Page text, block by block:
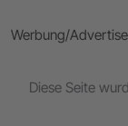
Werbung/
Diese Seite